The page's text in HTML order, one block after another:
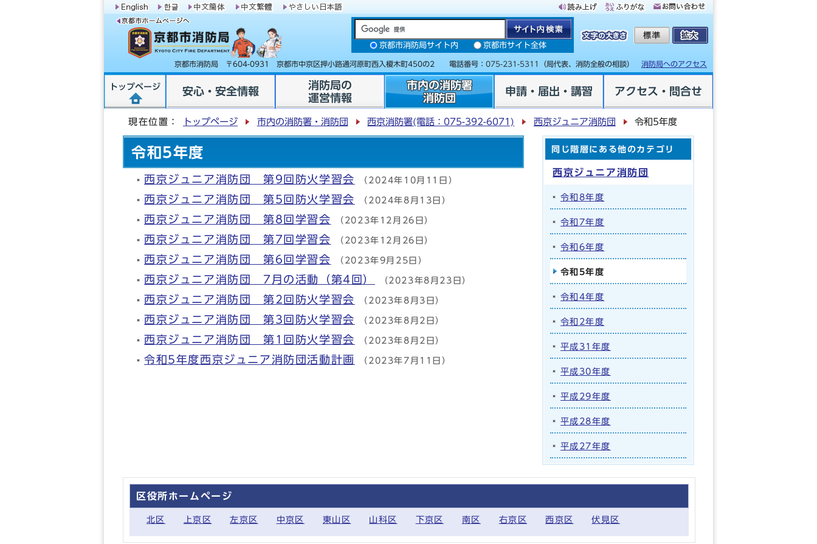
京都市消防局サイト内 京都市サイト全体
京都市消防局 〒604-0931 京都市中京区押小路通河原町西入榎木町450の2 電話番号： 075-231-5311 （局代表、消防全般の相談） 消防局へのアクセス
トップページ 安心・安全情報
消防局の
運営情報
市内の消防署
消防団
申請・届出・講習 アクセス・問合せ
現在位置： トップページ 市内の消防署・消防団 西京消防署(電話：075-392-6071) 西京ジュニア消防団 令和5年度
令和5年度
西京ジュニア消防団 第9回防火学習会 （2024年10月11日）
西京ジュニア消防団 第5回防火学習会 （2024年8月13日）
西京ジュニア消防団 第8回学習会 （2023年12月26日）
西京ジュニア消防団 第7回学習会 （2023年12月26日）
西京ジュニア消防団 第6回学習会 （2023年9月25日）
西京ジュニア消防団 7月の活動（第4回） （2023年8月23日）
西京ジュニア消防団 第2回防火学習会 （2023年8月3日）
西京ジュニア消防団 第3回防火学習会 （2023年8月2日）
西京ジュニア消防団 第1回防火学習会 （2023年8月2日）
令和5年度西京ジュニア消防団活動計画 （2023年7月11日）
同じ階層にある他のカテゴリ
西京ジュニア消防団
令和8年度
令和7年度
令和6年度
令和5年度
令和4年度
令和2年度
平成31年度
平成30年度
平成29年度
平成28年度
平成27年度
区役所ホームページ
北区 上京区 左京区 中京区 東山区 山科区 下京区 南区 右京区 西京区 伏見区